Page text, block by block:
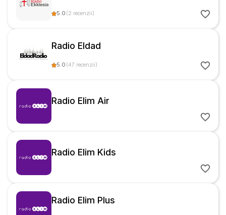
5.0 (2 recenzii)
Radio Eldad
5.0 (47 recenzii)
Radio Elim Air
Radio Elim Kids
Radio Elim Plus